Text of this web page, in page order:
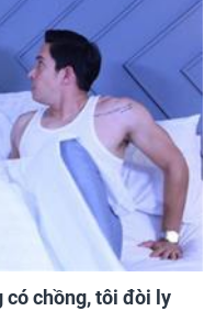
có chồng, tôi đòi ly